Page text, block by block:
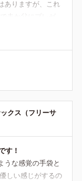
ありますが、これ
もう1cm長いも
クス（フリーサ
す！
うな感覚の手袋と
しい感じがするの